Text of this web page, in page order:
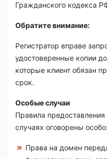
Гражданского кодекса
Обратите внимание:
Регистратор вправе
удостоверенные копии
которые клиент обязан
срок.
Особые случаи
Правила
случаях оговорены особо:
Права на домен